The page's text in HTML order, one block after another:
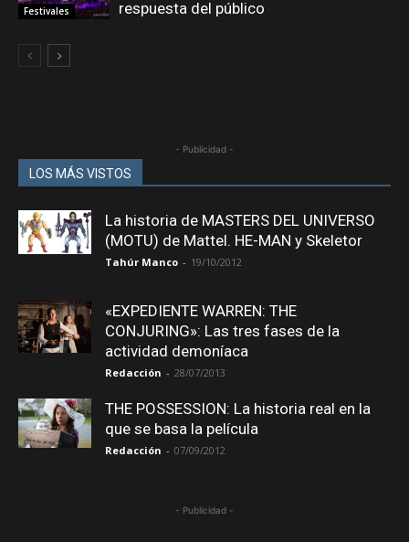
Festivales
respuesta del público
- Publicidad -
LOS MÁS VISTOS
La historia de MASTERS DEL UNIVERSO
(MOTU) de Mattel. HE-MAN y Skeletor
Tahúr Manco - 19/10/2012
«EXPEDIENTE WARREN: THE
CONJURING»: Las tres fases de la
actividad demoníaca
Redacción - 28/07/2013
THE POSSESSION: La historia real en la
que se basa la película
Redacción - 07/09/2012
- Publicidad -